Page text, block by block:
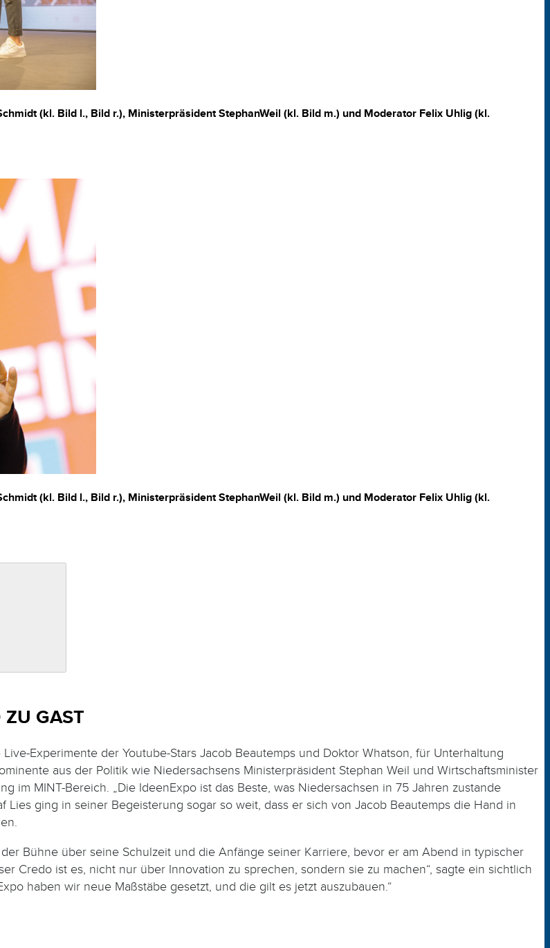
(kl. Bild l., Bild r.), Ministerpräsident StephanWeil (kl. Bild m.) und Moderator Felix Uhlig (kl.
(kl. Bild l., Bild r.), Ministerpräsident StephanWeil (kl. Bild m.) und Moderator Felix Uhlig (kl.
GAST
Experimente der Youtube-Stars Jacob Beautemps und Doktor Whatson, für Unterhaltung
aus der Politik wie Niedersachsens Ministerpräsident Stephan Weil und Wirtschaftsminister
im MINT-Bereich. „Die IdeenExpo ist das Beste, was Niedersachsen in 75 Jahren zustande
ging in seiner Begeisterung sogar so weit, dass er sich von Jacob Beautemps die Hand in
Bühne über seine Schulzeit und die Anfänge seiner Karriere, bevor er am Abend in typischer
Credo ist es, nicht nur über Innovation zu sprechen, sondern sie zu machen“, sagte ein sichtlich
haben wir neue Maßstäbe gesetzt, und die gilt es jetzt auszubauen.“